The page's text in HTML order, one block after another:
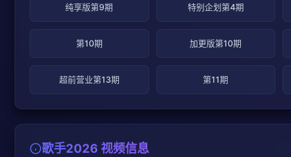
纯享版第9期 特别企划第4期
第10期 加更版第10期
超前营业第13期 第11期
歌手2026 视频信息